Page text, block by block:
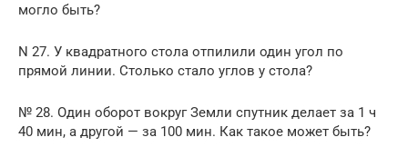
могло быть?
N 27. У квадратного стола отпилили один угол по
прямой линии. Столько стало углов у стола?
№ 28. Один оборот вокруг Земли спутник делает за 1 ч
40 мин, а другой — за 100 мин. Как такое может быть?